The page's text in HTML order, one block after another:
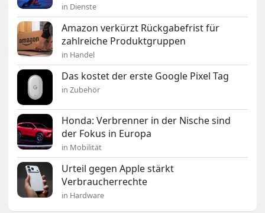
in Dienste
Amazon verkürzt Rückgabefrist für
zahlreiche Produktgruppen
in Handel
Das kostet der erste Google Pixel Tag
in Zubehör
Honda: Verbrenner in der Nische sind
der Fokus in Europa
in Mobilität
Urteil gegen Apple stärkt
Verbraucherrechte
in Hardware